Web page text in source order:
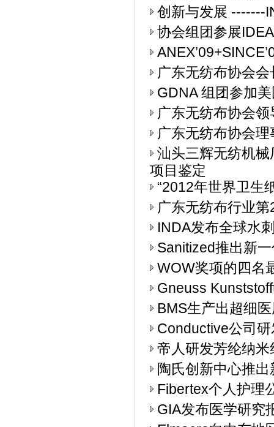
创新与发展 -------
协会组团参展
广东无纺布协会
GDNA 组团参加
广东无纺布协会
广东无纺布协会
汕头三辉无纺机
项目鉴定
“2012年世界卫生
广东无纺布行业
INDA发布全球水
Sanitized推出新
WOW奖项的四名
Gneuss
BMS生产出超细
Conductive公司
帝人研发芳纶纳
陶氏创新中心推出
Fibertex个人护理
GIA发布医学研究